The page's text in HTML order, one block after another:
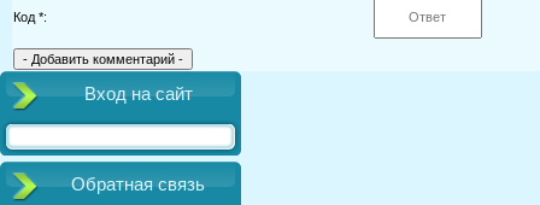
Код *:
Вход на сайт
Обратная связь